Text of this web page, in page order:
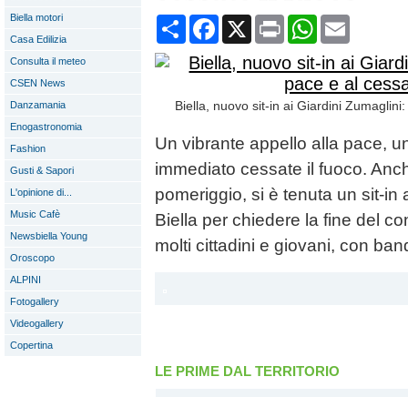
Biella motori
Casa Edilizia
Consulta il meteo
CSEN News
Danzamania
Enogastronomia
Fashion
Gusti & Sapori
L'opinione di...
Music Cafè
Newsbiella Young
Oroscopo
ALPINI
Fotogallery
Videogallery
Copertina
CondividiFacebook
X Print WhatsApp
Biella, nuovo sit-in ai Giardini
Un vibrante appello alla pace,
immediato cessate il fuoco.
pomeriggio, si è tenuta un sit-in
Biella per chiedere la fine del
molti cittadini e giovani, con
LE PRIME DAL TERRITORIO